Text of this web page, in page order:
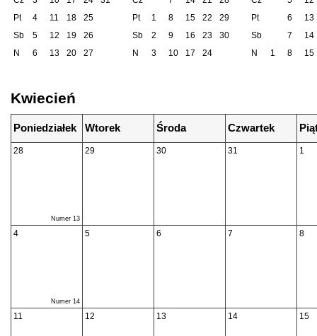
Pt
4 11 18
25
Sb
5 12 19
26
N
6 13 20 27
Pt
1 8 15 22
29
Sb
2 9 16 23
30
N
3 10 17 24
Pt
6
13
Sb
7
14
N
1 8 15
Kwiecień
Poniedziałek Wtorek Środa Czwartek
28
Numer 13
29 30 31 1
4
Numer 14
5 6 7 8
11 12 13 14 15